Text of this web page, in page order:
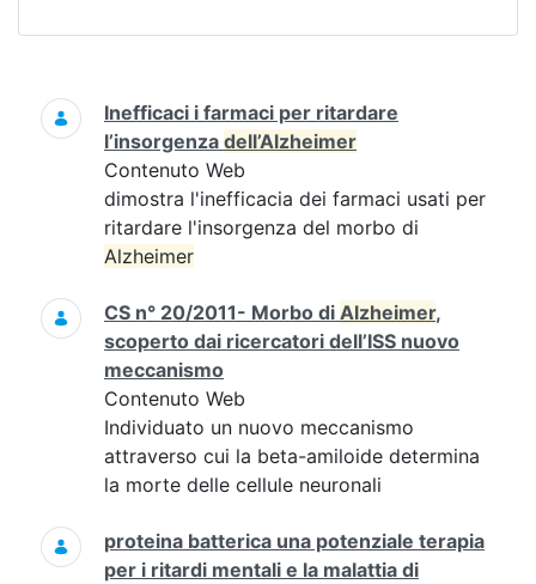
Ricerca
Inefficaci i farmaci per ritardare
l’insorgenza dell’Alzheimer
Contenuto Web
dimostra l'inefficacia dei farmaci usati per
ritardare l'insorgenza del morbo di
Alzheimer
CS n° 20/2011- Morbo di Alzheimer,
scoperto dai ricercatori dell’ISS nuovo
meccanismo
Contenuto Web
Individuato un nuovo meccanismo
attraverso cui la beta-amiloide determina
la morte delle cellule neuronali
proteina batterica una potenziale terapia
per i ritardi mentali e la malattia di